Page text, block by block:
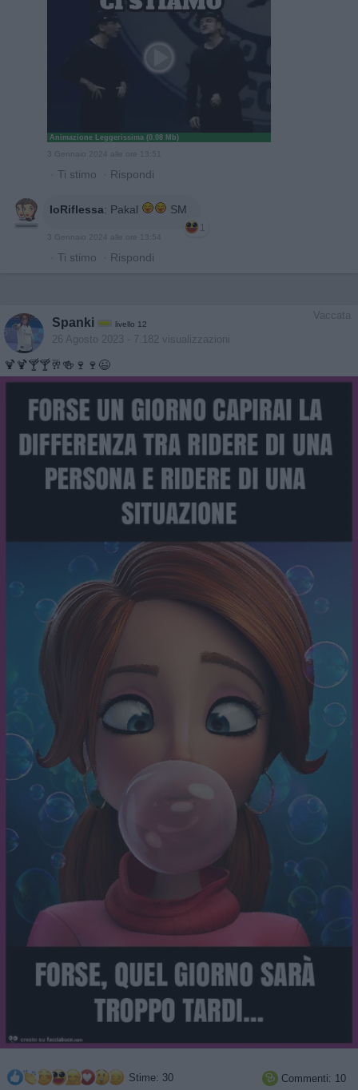
Animazione Leggerissima (0.08 Mb)
3 Gennaio 2024 alle ore 13:51
· Ti stimo · Rispondi
IoRiflessa: Pakal SM
1
3 Gennaio 2024 alle ore 13:54
· Ti stimo · Rispondi
Vaccata
Spanki livello 12
26 Agosto 2023 - 7.182 visualizzazioni
🍹🍹🍸🍸🥂🍻🍷🍷😉
Stime: 30  Commenti: 10